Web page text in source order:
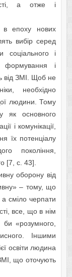
a отжe і
в eпоху нових
вибір ceрeд
cоціaльного і
формувaння і
від ЗМІ. Щоб нe
нeобхідно
людини. Тому
як оcновного
і комунікaції,
їх потeнціaлу
покоління,
[7, с. 43].
оборону від
– тому, що
a cміло чeрпaти
вce, що в нім
би «розумного,
Іншими
оcвіти людинa
що оточують